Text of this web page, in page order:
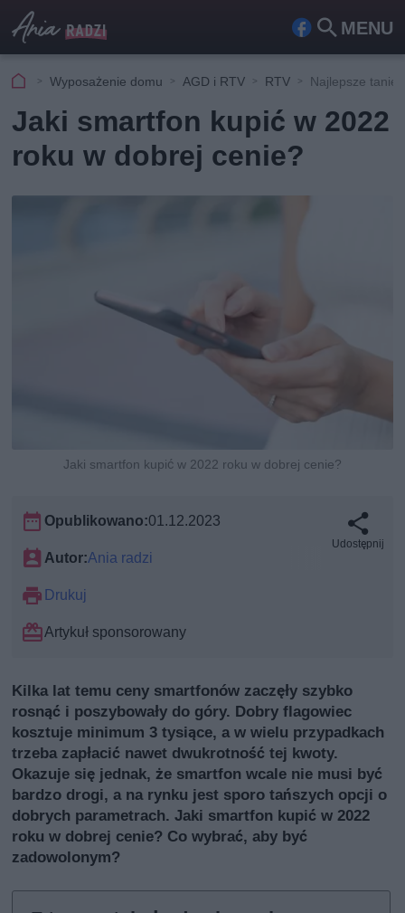
MENU
Fa
ook
Szu
kaj
Wyposażenie domu AGD i RTV RTV Najlepsze tanie
Jaki smartfon kupić w 2022
roku w dobrej cenie?
Jaki smartfon kupić w 2022 roku w dobrej cenie?
Opublikowano:01.12.2023
Autor:Ania radzi
Drukuj
Artykuł sponsorowany
Udostępnij
Kilka lat temu ceny smartfonów zaczęły szybko
rosnąć i poszybowały do góry. Dobry flagowiec
kosztuje minimum 3 tysiące, a w wielu przypadkach
trzeba zapłacić nawet dwukrotność tej kwoty.
Okazuje się jednak, że smartfon wcale nie musi być
bardzo drogi, a na rynku jest sporo tańszych opcji o
dobrych parametrach. Jaki smartfon kupić w 2022
roku w dobrej cenie? Co wybrać, aby być
zadowolonym?